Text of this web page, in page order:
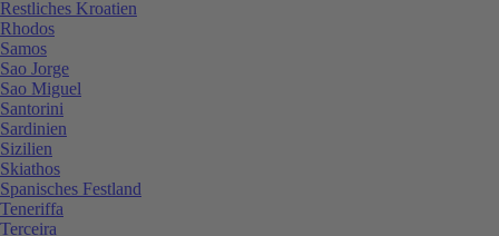
Restliches Kroatien
Rhodos
Samos
Sao Jorge
Sao Miguel
Santorini
Sardinien
Sizilien
Skiathos
Spanisches Festland
Teneriffa
Terceira